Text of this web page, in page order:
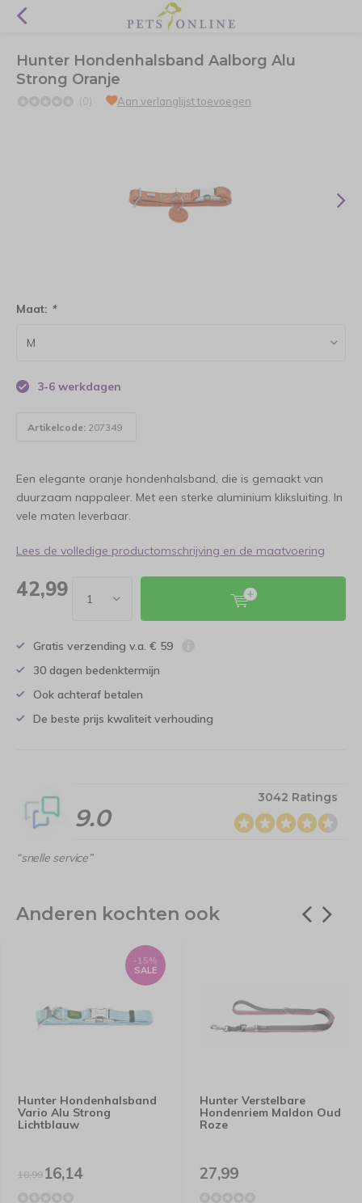
Hunter Hondenhalsband Aalborg Alu
Strong Oranje
(0) Aan verlanglijst toevoegen
Maat: *
3-6 werkdagen
Artikelcode: 207349
Een elegante oranje hondenhalsband, die is gemaakt van
duurzaam nappaleer. Met een sterke aluminium kliksluiting. In
vele maten leverbaar.
Lees de volledige productomschrijving en de maatvoering
42,99
Gratis verzending v.a. € 59
30 dagen bedenktermijn
Ook achteraf betalen
De beste prijs kwaliteit verhouding
9.0
3042 Ratings
“snelle service”
Anderen kochten ook
Hunter Hondenhalsband
Vario Alu Strong
Lichtblauw
-15%
SALE
18,9916,14
Hunter Verstelbare
Hondenriem Maldon Oud
Roze
27,99